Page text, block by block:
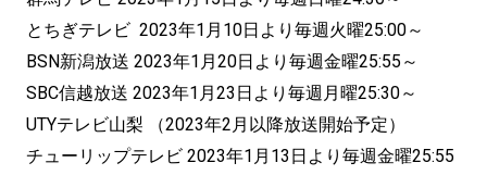
とちぎテレビ 2023年1月10日より毎週火曜25:00～
BSN新潟放送 2023年1月20日より毎週金曜25:55～
SBC信越放送 2023年1月23日より毎週月曜25:30～
UTYテレビ山梨 （2023年2月以降放送開始予定）
チューリップテレビ 2023年1月13日より毎週金曜25:55